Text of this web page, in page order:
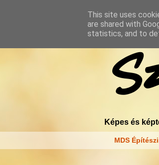
Képes és
MDS
This site uses
are shared with
statistics, and to